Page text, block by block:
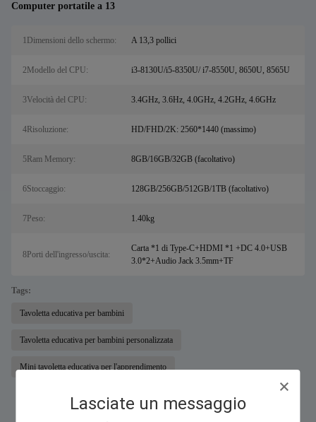
Lasciate un messaggio
Computer portatile a 13
1Dimensioni dello schermo: A 13,3 pollici
2Modello del CPU: i3-8130U/i5-8350U/ i7-8550U, 8650U, 8565U
3Velocità del CPU: 3.4GHz, 3.6Hz, 4.0GHz, 4.2GHz, 4.6GHz
4Risoluzione: HD/FHD/2K: 2560*1440 (massimo)
5Ram Memory: 8GB/16GB/32GB (facoltativo)
6Stoccaggio: 128GB/256GB/512GB/1TB (facoltativo)
7Peso: 1.40kg
8Porti dell'ingresso/uscita:
Carta *1 di Type-C+HDMI *1 +DC 4.0+USB
3.0*2+Audio Jack 3.5mm+TF
Tags:
Tavoletta educativa per bambini
Tavoletta educativa per bambini personalizzata
Mini tavoletta educativa per l'apprendimento